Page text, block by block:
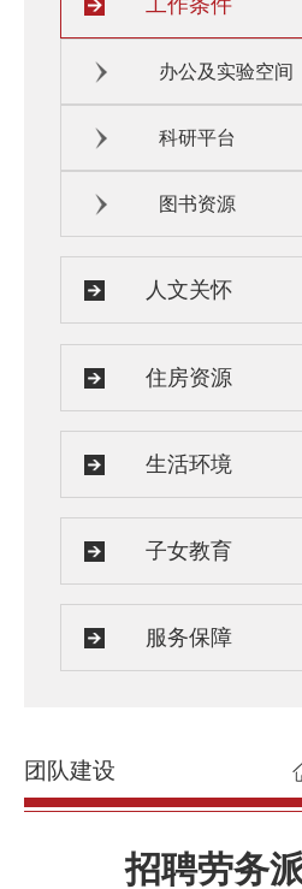
工作条件
办公及实验空间
科研平台
图书资源
人文关怀
住房资源
生活环境
子女教育
服务保障
团队建设
招聘劳务